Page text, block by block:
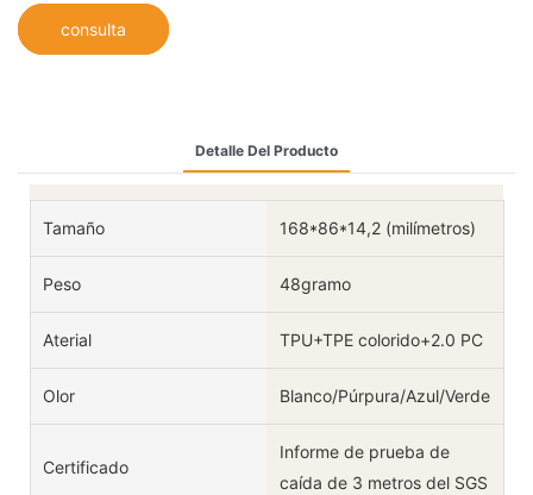
consulta
Detalle Del Producto
Tamaño 168*86*14,2 (milímetros)
Peso 48gramo
Aterial TPU+TPE colorido+2.0 PC
Olor Blanco/Púrpura/Azul/Verde
Certificado
Informe de prueba de
caída de 3 metros del SGS